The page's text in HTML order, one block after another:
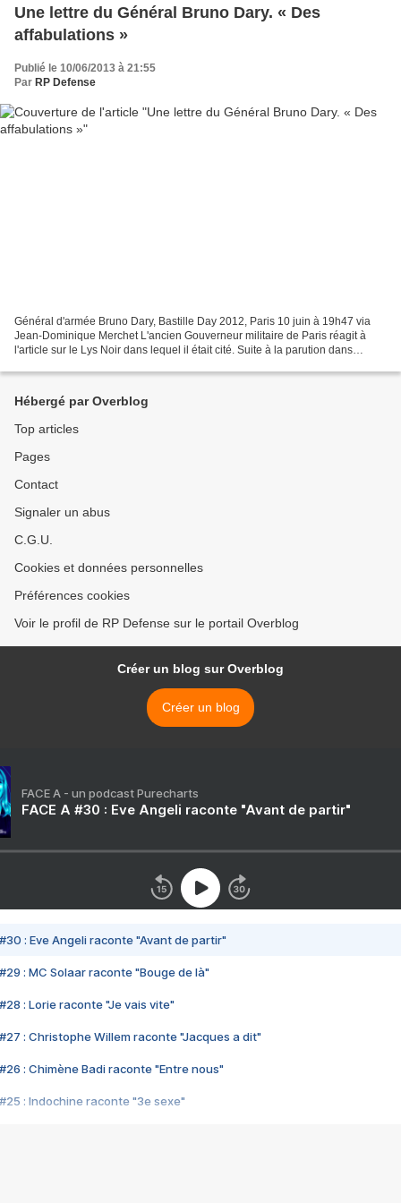
Une lettre du Général Bruno Dary. « Des
affabulations »
Publié le 10/06/2013 à 21:55
Par RP Defense
Général d'armée Bruno Dary, Bastille Day 2012, Paris 10 juin à 19h47 via
Jean-Dominique Merchet L'ancien Gouverneur militaire de Paris réagit à
l'article sur le Lys Noir dans lequel il était cité. Suite à la parution dans
Hébergé par Overblog
Top articles
Pages
Contact
Signaler un abus
C.G.U.
Cookies et données personnelles
Préférences cookies
Voir le profil de RP Defense sur le portail Overblog
Créer un blog sur Overblog
Créer un blog
FACE A - un podcast Purecharts
FACE A #30 : Eve Angeli raconte "Avant de partir"
#30 : Eve Angeli raconte "Avant de partir"
#29 : MC Solaar raconte "Bouge de là"
#28 : Lorie raconte "Je vais vite"
#27 : Christophe Willem raconte "Jacques a dit"
#26 : Chimène Badi raconte "Entre nous"
#25 : Indochine raconte "3e sexe"